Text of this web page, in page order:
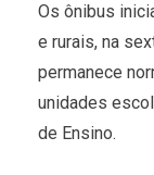
Os ônibus
e rurais, na
permanece
unidades
de Ensino.